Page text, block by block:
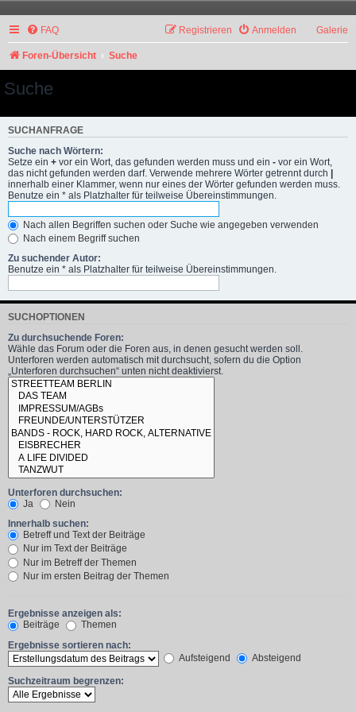
Galerie
FAQ Anmelden
Registrieren
Foren-Übersicht Suche
Suche
SUCHANFRAGE
Suche nach Wörtern:
Setze ein + vor ein Wort, das gefunden werden muss und ein - vor ein Wort,
das nicht gefunden werden darf. Verwende mehrere Wörter getrennt durch |
innerhalb einer Klammer, wenn nur eines der Wörter gefunden werden muss.
Benutze ein * als Platzhalter für teilweise Übereinstimmungen.
Nach allen Begriffen suchen oder Suche wie angegeben verwenden
Nach einem Begriff suchen
Zu suchender Autor:
Benutze ein * als Platzhalter für teilweise Übereinstimmungen.
SUCHOPTIONEN
Zu durchsuchende Foren:
Wähle das Forum oder die Foren aus, in denen gesucht werden soll.
Unterforen werden automatisch mit durchsucht, sofern du die Option
„Unterforen durchsuchen“ unten nicht deaktivierst.
Unterforen durchsuchen:
Ja
Nein
Innerhalb suchen:
Betreff und Text der Beiträge
Nur im Text der Beiträge
Nur im Betreff der Themen
Nur im ersten Beitrag der Themen
Ergebnisse anzeigen als:
Beiträge
Themen
Ergebnisse sortieren nach:
Aufsteigend
Absteigend
Suchzeitraum begrenzen: